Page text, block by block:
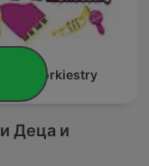
Alfabet orkiestry
Деца и